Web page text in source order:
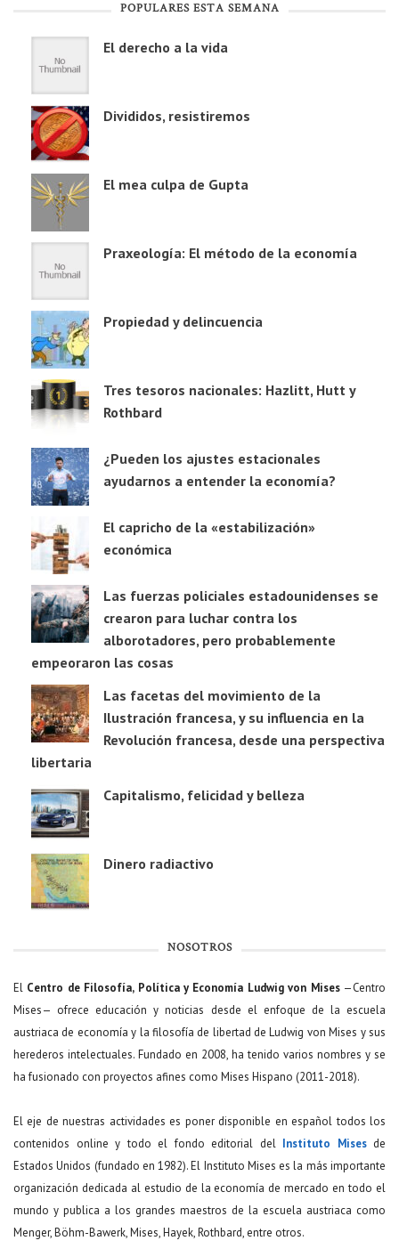
POPULARES ESTA SEMANA
El derecho a la vida
Divididos, resistiremos
El mea culpa de Gupta
Praxeología: El método de la economía
Propiedad y delincuencia
Tres tesoros nacionales: Hazlitt, Hutt y
Rothbard
¿Pueden los ajustes estacionales
ayudarnos a entender la economía?
El capricho de la «estabilización»
económica
Las fuerzas policiales estadounidenses se
crearon para luchar contra los
alborotadores, pero probablemente
empeoraron las cosas
Las facetas del movimiento de la
Ilustración francesa, y su influencia en la
Revolución francesa, desde una perspectiva
libertaria
Capitalismo, felicidad y belleza
Dinero radiactivo
NOSOTROS
El Centro de Filosofía, Política y Economía Ludwig von Mises—Centro
Mises— ofrece educación y noticias desde el enfoque de la escuela
austriaca de economía y la filosofía de libertad de Ludwig von Mises y sus
herederos intelectuales. Fundado en 2008, ha tenido varios nombres y se
ha fusionado con proyectos afines como Mises Hispano (2011-2018).
El eje de nuestras actividades es poner disponible en español todos los
contenidos online y todo el fondo editorial del Instituto Misesde
Estados Unidos (fundado en 1982). El Instituto Mises es la más importante
organización dedicada al estudio de la economía de mercado en todo el
mundo y publica a los grandes maestros de la escuela austriaca como
Menger, Böhm-Bawerk, Mises, Hayek, Rothbard, entre otros.